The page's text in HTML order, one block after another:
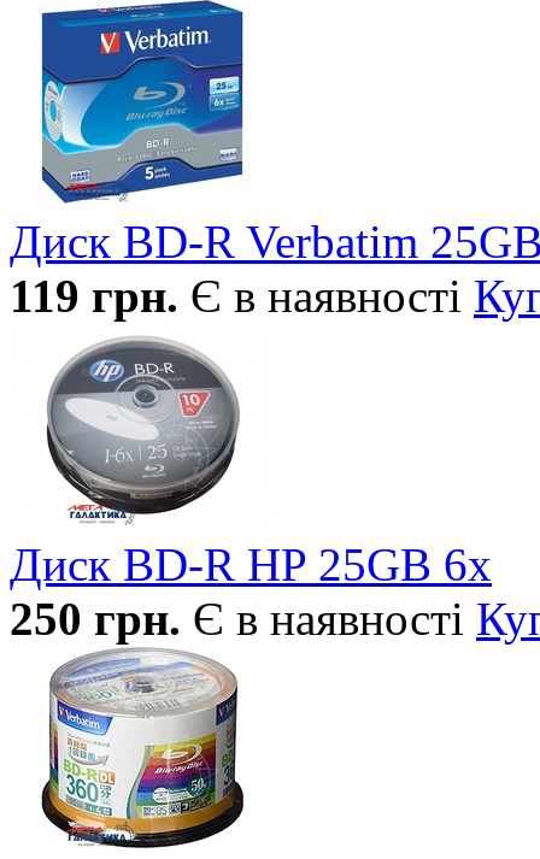
Диск BD-R Verbatim
119 грн. Є в наявності
Диск BD-R HP 25GB 6x
250 грн. Є в наявності